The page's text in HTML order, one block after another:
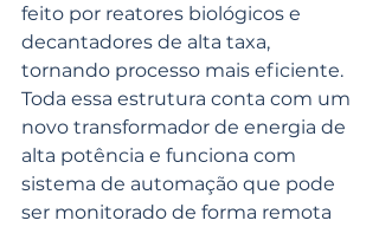
feito por reatores biológicos e
decantadores de alta taxa,
tornando processo mais eficiente.
Toda essa estrutura conta com um
novo transformador de energia de
alta potência e funciona com
sistema de automação que pode
ser monitorado de forma remota